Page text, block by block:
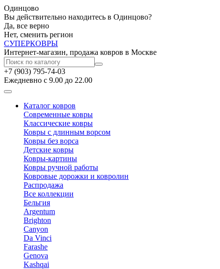
Одинцово
Вы действительно находитесь в Одинцово?
Да, все верно
Нет, сменить регион
СУПЕРКОВРЫ
Интернет-магазин, продажа ковров в Москве
+7 (903) 795-74-03
Ежедневно с 9.00 до 22.00
Каталог ковров
Современные ковры
Классические ковры
Ковры с длинным ворсом
Ковры без ворса
Детские ковры
Ковры-картины
Ковры ручной работы
Ковровые дорожки и ковролин
Распродажа
Все коллекции
Бельгия
Argentum
Brighton
Canyon
Da Vinci
Farashe
Genova
Kashqai